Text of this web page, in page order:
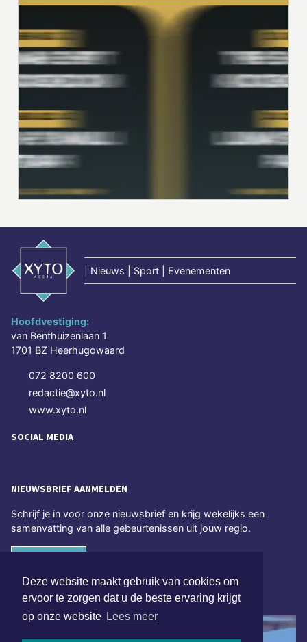
Deze website maakt gebruik van cookies om
ervoor te zorgen dat u de beste ervaring krijgt
op onze website Lees meer
Nieuws | Sport | Evenementen
Hoofdvestiging:
van Benthuizenlaan 1
1701 BZ Heerhugowaard
072 8200 600
redactie@xyto.nl
www.xyto.nl
SOCIAL MEDIA
NIEUWSBRIEF AANMELDEN
Schrijf je in voor onze nieuwsbrief en krijg wekelijks een
samenvatting van alle gebeurtenissen uit jouw regio.
ONLINE DAGBLADEN